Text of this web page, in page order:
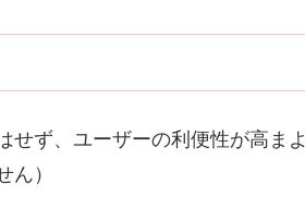
せず、ユーザーの利便性が高まよ
）